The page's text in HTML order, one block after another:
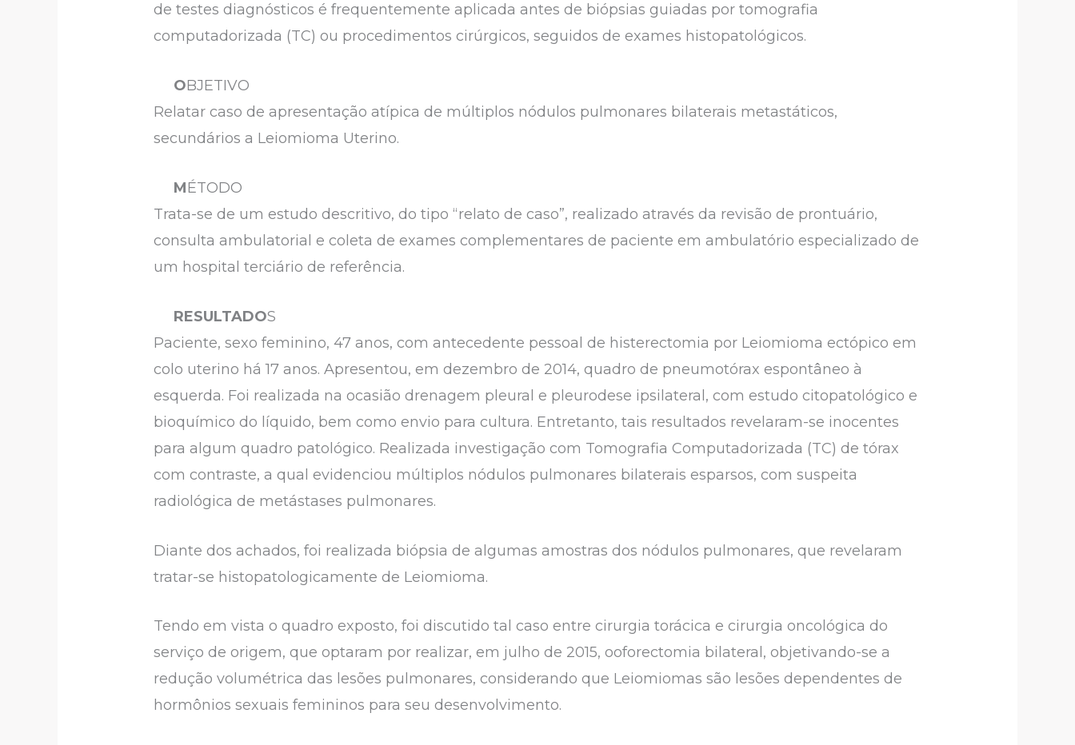
de testes diagnósticos é frequentemente aplicada antes de biópsias guiadas por tomografia
computadorizada (TC) ou procedimentos cirúrgicos, seguidos de exames histopatológicos.
OBJETIVO
Relatar caso de apresentação atípica de múltiplos nódulos pulmonares bilaterais metastáticos,
secundários a Leiomioma Uterino.
MÉTODO
Trata-se de um estudo descritivo, do tipo “relato de caso”, realizado através da revisão de prontuário,
consulta ambulatorial e coleta de exames complementares de paciente em ambulatório especializado de
um hospital terciário de referência.
RESULTADOS
Paciente, sexo feminino, 47 anos, com antecedente pessoal de histerectomia por Leiomioma ectópico em
colo uterino há 17 anos. Apresentou, em dezembro de 2014, quadro de pneumotórax espontâneo à
esquerda. Foi realizada na ocasião drenagem pleural e pleurodese ipsilateral, com estudo citopatológico e
bioquímico do líquido, bem como envio para cultura. Entretanto, tais resultados revelaram-se inocentes
para algum quadro patológico. Realizada investigação com Tomografia Computadorizada (TC) de tórax
com contraste, a qual evidenciou múltiplos nódulos pulmonares bilaterais esparsos, com suspeita
radiológica de metástases pulmonares.
Diante dos achados, foi realizada biópsia de algumas amostras dos nódulos pulmonares, que revelaram
tratar-se histopatologicamente de Leiomioma.
Tendo em vista o quadro exposto, foi discutido tal caso entre cirurgia torácica e cirurgia oncológica do
serviço de origem, que optaram por realizar, em julho de 2015, ooforectomia bilateral, objetivando-se a
redução volumétrica das lesões pulmonares, considerando que Leiomiomas são lesões dependentes de
hormônios sexuais femininos para seu desenvolvimento.